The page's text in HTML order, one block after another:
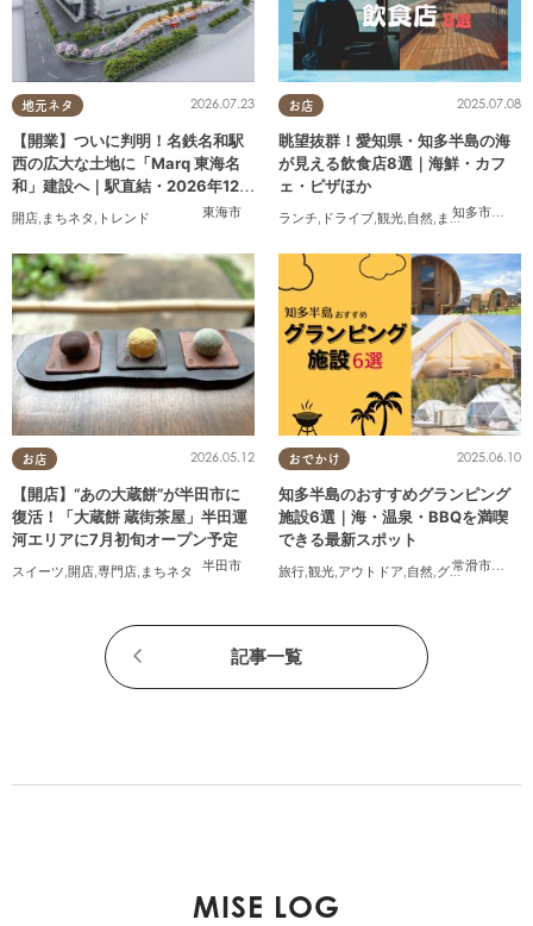
地元ネタ
東海市
2026.07.23
【開業】ついに判明！名鉄名和駅
西の広大な土地に「Marq 東海名
和」建設へ｜駅直結・2026年12月
着工予定
開店, まちネタ , トレンド
お店
知多市
,常滑
2025.07.08
眺望抜群！愛知県・知多半島の海
が見える飲食店8選｜海鮮・カフ
ェ・ピザほか
ランチ, ドライブ,観光,自然, まちネタ 季節
お店
半田市
2026.05.12
【開店】“あの大蔵餅”が半田市に
復活！「大蔵餅 蔵街茶屋」半田運
河エリアに7月初旬オープン予定
スイーツ,開店,専門店, まちネタ
おでかけ
常滑市美浜
2025.06.10
知多半島のおすすめグランピング
施設6選｜海・温泉・BBQを満喫
できる最新スポット
旅行,観光,アウトドア,自然,グランピング
記事一覧
MISE LOG